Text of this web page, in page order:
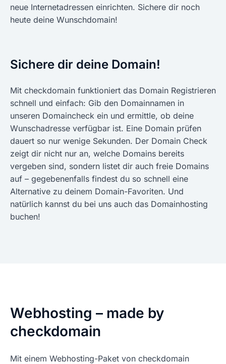
neue Internetadressen einrichten. Sichere dir noch
heute deine Wunschdomain!
Sichere dir deine Domain!
Mit checkdomain funktioniert das Domain Registrieren
schnell und einfach: Gib den Domainnamen in
unseren Domaincheck ein und ermittle, ob deine
Wunschadresse verfügbar ist. Eine Domain prüfen
dauert so nur wenige Sekunden. Der Domain Check
zeigt dir nicht nur an, welche Domains bereits
vergeben sind, sondern listet dir auch freie Domains
auf – gegebenenfalls findest du so schnell eine
Alternative zu deinem Domain-Favoriten. Und
natürlich kannst du bei uns auch das Domainhosting
buchen!
Webhosting – made by
checkdomain
Mit einem Webhosting-Paket von checkdomain